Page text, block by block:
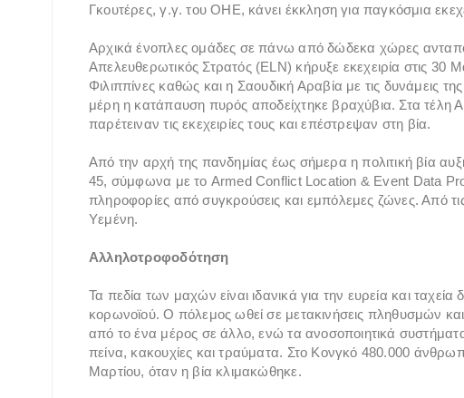
Γκουτέρες, γ.γ. του ΟΗΕ, κάνει έκκληση για παγκόσμια
Αρχικά ένοπλες ομάδες σε πάνω από δώδεκα χώρες
Απελευθερωτικός Στρατός (ELN) κήρυξε εκεχειρία στις 30
Φιλιππίνες καθώς και η Σαουδική Αραβία με τις δυνάμεις
μέρη η κατάπαυση πυρός αποδείχτηκε βραχύβια. Στα τέλη
παρέτειναν τις εκεχειρίες τους και επέστρεψαν στη βία.
Από την αρχή της πανδημίας έως σήμερα η πολιτική βία
45, σύμφωνα με το Armed Conflict Location & Event Data
πληροφορίες από συγκρούσεις και εμπόλεμες ζώνες. Από
Υεμένη.
Αλληλοτροφοδότηση
Τα πεδία των μαχών είναι ιδανικά για την ευρεία και
κορωνοϊού. Ο πόλεμος ωθεί σε μετακινήσεις πληθυσμών
από το ένα μέρος σε άλλο, ενώ τα ανοσοποιητικά
πείνα, κακουχίες και τραύματα. Στο Κονγκό 480.000
Μαρτίου, όταν η βία κλιμακώθηκε.